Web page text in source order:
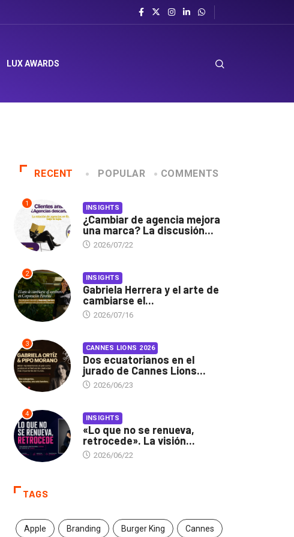
LUX AWARDS
RECENT POPULAR COMMENTS
1 INSIGHTS
¿Cambiar de agencia mejora
una marca? La discusión...
2026/07/22
2 INSIGHTS
Gabriela Herrera y el arte de
cambiarse el...
2026/07/16
3 CANNES LIONS 2026
Dos ecuatorianos en el
jurado de Cannes Lions...
2026/06/23
4 INSIGHTS
«Lo que no se renueva,
retrocede». La visión...
2026/06/22
TAGS
Apple Branding Burger King Cannes